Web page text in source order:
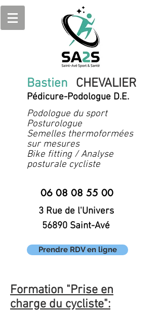
Bastien CHEVALIER
Pédicure-Podologue D.E.
Podologue du sport
Posturologue
Semelles thermoformées
sur mesures
Bike fitting / Analyse
posturale cycliste
06 08 08 55 00
3 Rue de l'Univers
56890 Saint-Avé
Prendre RDV en ligne
Formation "Prise en
charge du cycliste":